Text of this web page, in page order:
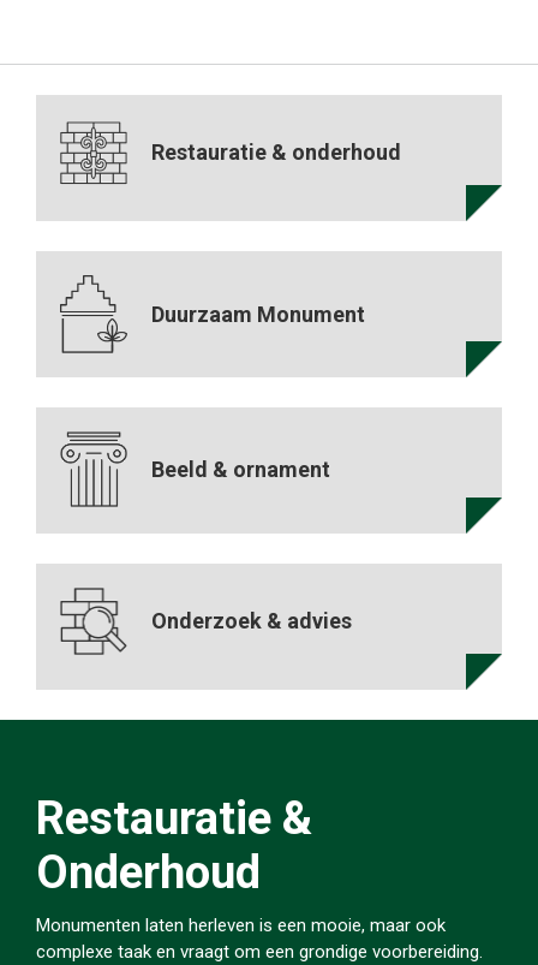
Restauratie & onderhoud
Duurzaam Monument
Beeld & ornament
Onderzoek & advies
Restauratie &
Onderhoud
Monumenten laten herleven is een mooie, maar ook
complexe taak en vraagt om een grondige voorbereiding.